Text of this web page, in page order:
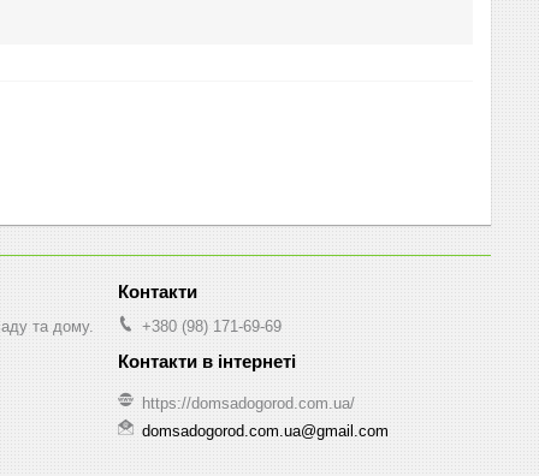
та дому. +380 (98) 171-69-69
https://domsadogorod.com.ua/
domsadogorod.com.ua@gmail.com